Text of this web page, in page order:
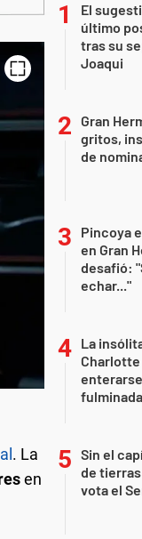
. La
en
El
último
tras su
Joaqui
Gran
gritos,
de
Pincoya
en Gran
desafió:
echar..."
La
Charlotte
Sin el
de
vota el